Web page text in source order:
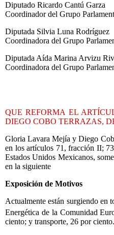
Diputado Ricardo Cantú Garza
Coordinador del Grupo
Diputada Silvia Luna Rodríguez
Coordinadora del Grupo
Diputada Aída Marina Arvizu
Coordinadora del Grupo
QUE REFORMA EL
DIEGO COBO TERRAZAS,
Gloria Lavara Mejía y Diego
en los artículos 71, fracción II;
Estados Unidos Mexicanos,
en la siguiente
Exposición de Motivos
Actualmente están surgiendo en
Energética de la Comunidad
ciento; y transporte, 26 por ciento.